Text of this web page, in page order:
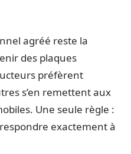
agréé reste la
des plaques
préfèrent
s’en remettent aux
Une seule règle :
exactement à